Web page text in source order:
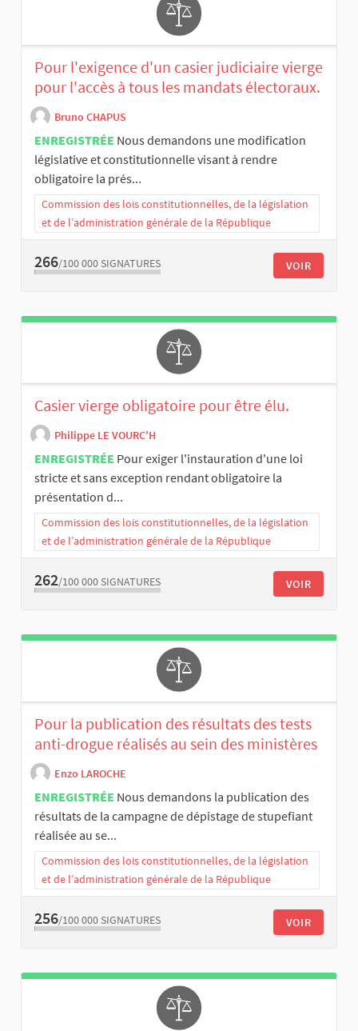
Pour l'exigence d'un casier judiciaire vierge
pour l'accès à tous les mandats électoraux.
Bruno CHAPUS
ENREGISTRÉE Nous demandons une modification
législative et constitutionnelle visant à rendre
obligatoire la prés...
Commission des lois constitutionnelles, de la législation
et de l’administration générale de la République
266/100 000 SIGNATURES VOIR
Casier vierge obligatoire pour être élu.
Philippe LE VOURC'H
ENREGISTRÉE Pour exiger l'instauration d'une loi
stricte et sans exception rendant obligatoire la
présentation d...
Commission des lois constitutionnelles, de la législation
et de l’administration générale de la République
262/100 000 SIGNATURES VOIR
Pour la publication des résultats des tests
anti-drogue réalisés au sein des ministères
Enzo LAROCHE
ENREGISTRÉE Nous demandons la publication des
résultats de la campagne de dépistage de stupefiant
réalisée au se...
Commission des lois constitutionnelles, de la législation
et de l’administration générale de la République
256/100 000 SIGNATURES VOIR